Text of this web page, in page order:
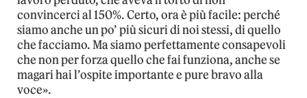
convincerci al 150%. Certo, ora è più facile: perché
siamo anche un po’ più sicuri di noi stessi, di quello
che facciamo. Ma siamo perfettamente consapevoli
che non per forza quello che fai funziona, anche se
magari hai l’ospite importante e pure bravo alla
voce».